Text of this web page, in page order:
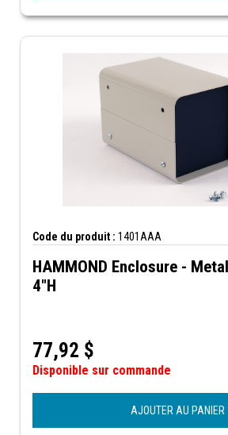
Code du produit : 1401AAA
HAMMOND Enclosure -
4"H
77,92 $
Disponible sur commande
AJOUTER AU PANIER